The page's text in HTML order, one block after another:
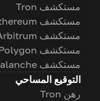
مستكشف Tron
مستكشف Ethereum
مستكشف Arbitrum
مستكشف Polygon
مستكشف Avalanche
التوقيع المساحي
رهن Tron